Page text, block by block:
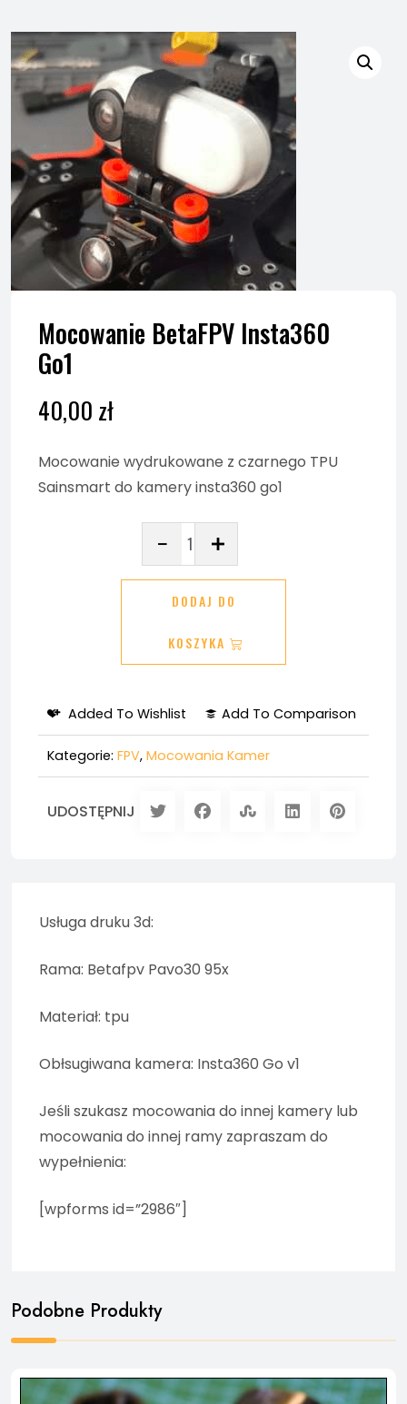
Mocowanie BetaFPV Insta360
Go1
40,00 zł
Mocowanie wydrukowane z czarnego TPU
Sainsmart do kamery insta360 go1
BetaFPV
Insta360
Go1
DODAJ DO
KOSZYKA
Added To Wishlist Add To Comparison
Kategorie: FPV, Mocowania Kamer
UDOSTĘPNIJ
Usługa druku 3d:
Rama: Betafpv Pavo30 95x
Materiał: tpu
Obłsugiwana kamera: Insta360 Go v1
Jeśli szukasz mocowania do innej kamery lub
mocowania do innej ramy zapraszam do
wypełnienia:
[wpforms id=”2986″]
Podobne Produkty